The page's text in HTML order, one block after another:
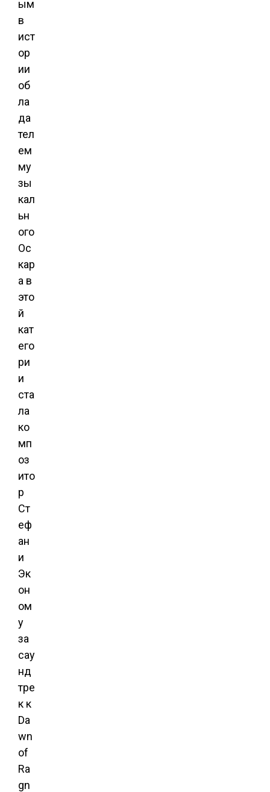
ым
в
ист
ор
ии
об
ла
да
тел
ем
му
зы
кал
ьн
ого
Ос
кар
а в
это
й
кат
его
ри
и
ста
ла
ко
мп
оз
ито
р
Ст
еф
ан
и
Эк
он
ом
у
за
сау
нд
тре
к к
Da
wn
of
Ra
gn